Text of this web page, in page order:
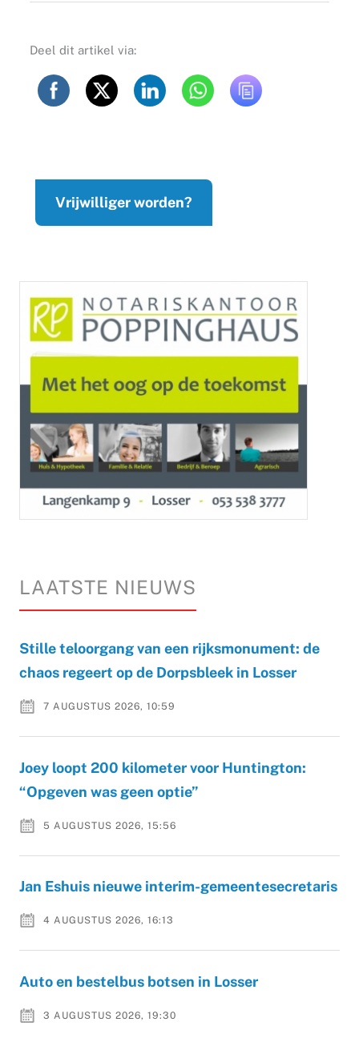
Deel dit artikel via:
Vrijwilliger worden?
LAATSTE NIEUWS
Stille teloorgang van een rijksmonument: de
chaos regeert op de Dorpsbleek in Losser
7 AUGUSTUS 2026, 10:59
Joey loopt 200 kilometer voor Huntington:
“Opgeven was geen optie”
5 AUGUSTUS 2026, 15:56
Jan Eshuis nieuwe interim-gemeentesecretaris
4 AUGUSTUS 2026, 16:13
Auto en bestelbus botsen in Losser
3 AUGUSTUS 2026, 19:30